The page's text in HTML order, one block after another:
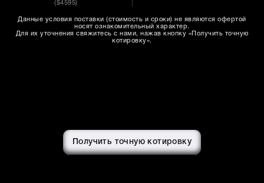
($4595)
Данные условия поставки (стоимость и сроки) не являются офертой
носят ознакомительный характер.
Для их уточнения свяжитесь с нами, нажав кнопку «Получить точную
котировку».
Получить точную котировку